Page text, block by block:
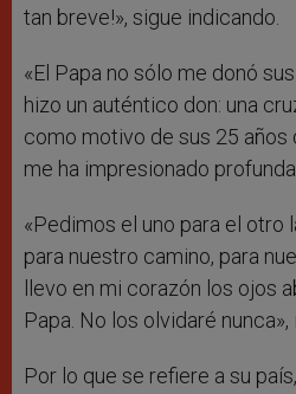
tan breve!», sigue indicando.
«El Papa no sólo me donó
hizo un auténtico don: una
como motivo de sus 25 años
me ha impresionado
«Pedimos el uno para el otro
para nuestro camino, para
llevo en mi corazón los ojos
Papa. No los olvidaré nunca»,
Por lo que se refiere a su